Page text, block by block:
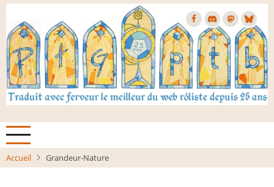
Aller
contenu
principal
Accueil Grandeur-Nature